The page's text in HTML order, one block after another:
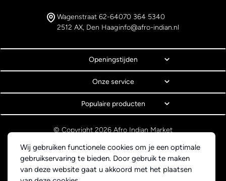
Wij gebruiken functionele cookies om je een optimale
gebruikservaring te bieden. Door gebruik te maken
van deze website gaat u akkoord met het plaatsen
Wagenstraat 62-64
2512 AX, Den Haag
070 364 5340
info@afro-indian.nl
Openingstijden
Onze service
Populaire producten
© Copyright 2026 Afro Indian Market
Privacyverklaring
Webdesign BEWISE Solutions